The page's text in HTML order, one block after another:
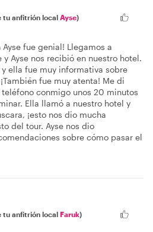
tu anfitrión local Ayse)
fue genial! Llegamos a
Ayse nos recibió en nuestro hotel.
ella fue muy informativa sobre
fue muy atenta! Me di
conmigo unos 20 minutos
Ella llamó a nuestro hotel y
¡esto nos dio mucha
del tour. Ayse nos dio
sobre cómo pasar el
tu anfitrión local Faruk)